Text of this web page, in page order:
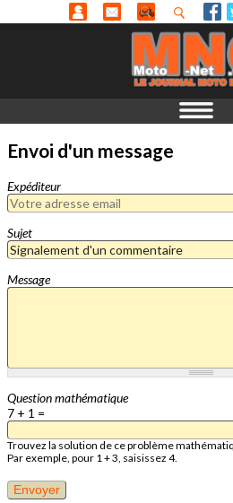
Envoi d'un message
Expéditeur
Sujet
Message
Question mathématique
7 + 1 =
Trouvez la solution de ce problème
Par exemple, pour 1 + 3, saisissez 4.